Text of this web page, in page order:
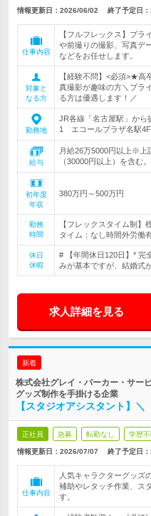
情報更新日：2026/06/02 終了予定日：
仕事内容
【フルフレックス】ブ
や前撮りの撮影、写真デ
などをお任せします。
対象と
なる方
【経験不問】<必須>★
真撮影が趣味の方＼ブラ
る方は優遇します！／
勤務地
JR各線「名古屋駅」から
1 エコールプラザ名駅
給与
月給26万5000円以上※上
（30000円以上）を含む
初年度
年収
380万円～500万円
勤務
時間
【フレックスタイム制】
タイム：なし時間外労働
休日
休暇
# 【年間休日120日】* 完
みが基本ですが、結婚式
求人詳細を見る
新着
株式会社グレイ・パーカー・サー
グッズ制作を手掛ける企業
【スタジオアシスタント】
正社員 急募 転勤なし 学歴不
情報更新日：2026/07/07 終了予定日：
仕事内容
人気キャラクターグッズ
補助やレタッチ作業、ス
す。